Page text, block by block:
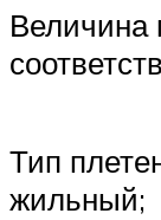
Величина
Тип
жильный;